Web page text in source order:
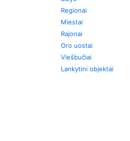
Regionai
Miestai
Rajonai
Oro uostai
Viešbučiai
Lankytini objektai